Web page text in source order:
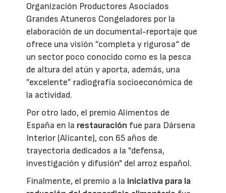
Organización Productores Asociados
Grandes Atuneros Congeladores por la
elaboración de un documental-reportaje que
ofrece una visión ”completa y rigurosa“ de
un sector poco conocido como es la pesca
de altura del atún y aporta, además, una
”excelente” radiografía socioeconómica de
la actividad.
Por otro lado, el premio Alimentos de
España en la restauración fue para Dársena
Interior (Alicante), con 65 años de
trayectoria dedicados a la "defensa,
investigación y difusión" del arroz español.
Finalmente, el premio a la iniciativa para la